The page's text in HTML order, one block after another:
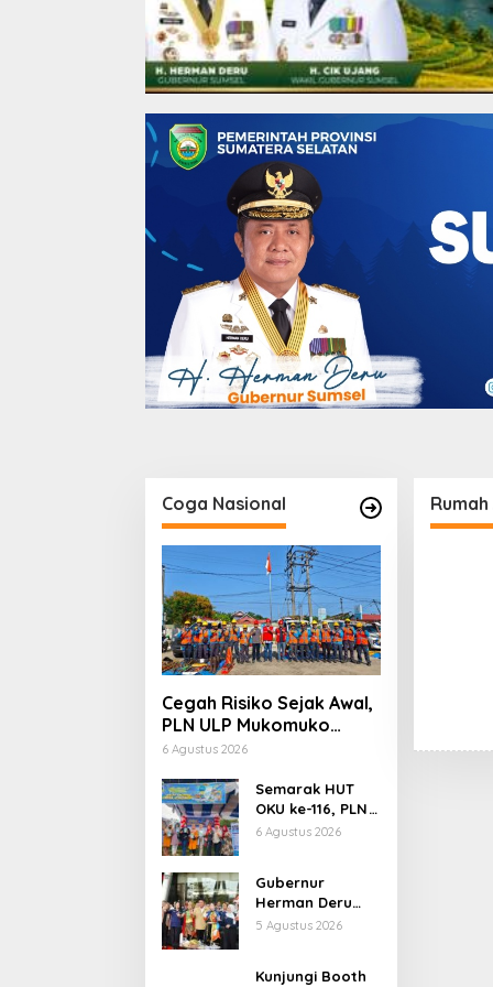
Coga Nasional
Cegah Risiko Sejak Awal,
PLN ULP Mukomuko
Periksa Peralatan dan
Rutin
6 Agustus 2026
Semarak HUT
OKU ke-116, PLN
Dekatkan
PLN Mobile 2026
6 Agustus 2026
Gubernur
Herman Deru
Buka Lomba
Kemerdekaan
5 Agustus 2026
Kunjungi Booth